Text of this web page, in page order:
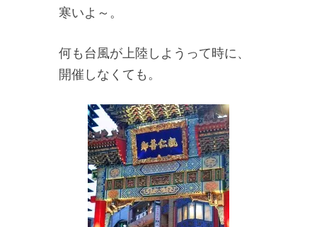
寒いよ～。
何も台風が上陸しようって時に、
開催しなくても。